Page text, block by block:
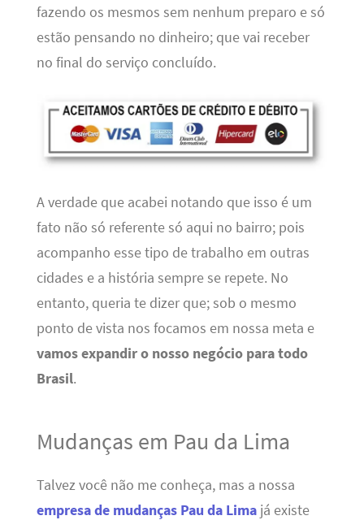
fazendo os mesmos sem nenhum preparo e só
estão pensando no dinheiro; que vai receber
no final do serviço concluído.
A verdade que acabei notando que isso é um
fato não só referente só aqui no bairro; pois
acompanho esse tipo de trabalho em outras
cidades e a história sempre se repete. No
entanto, queria te dizer que; sob o mesmo
ponto de vista nos focamos em nossa meta e
vamos expandir o nosso negócio para todo
Brasil.
Mudanças em Pau da Lima
Talvez você não me conheça, mas a nossa
empresa de mudanças Pau da Limajá existe